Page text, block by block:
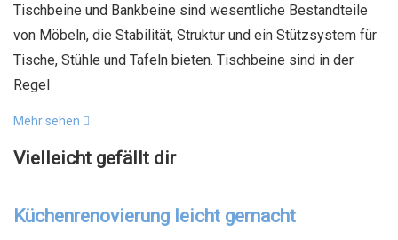
Tischbeine und Bankbeine sind wesentliche Bestandteile
von Möbeln, die Stabilität, Struktur und ein Stützsystem für
Tische, Stühle und Tafeln bieten. Tischbeine sind in der
Regel
Mehr sehen
Vielleicht gefällt dir
Küchenrenovierung leicht gemacht